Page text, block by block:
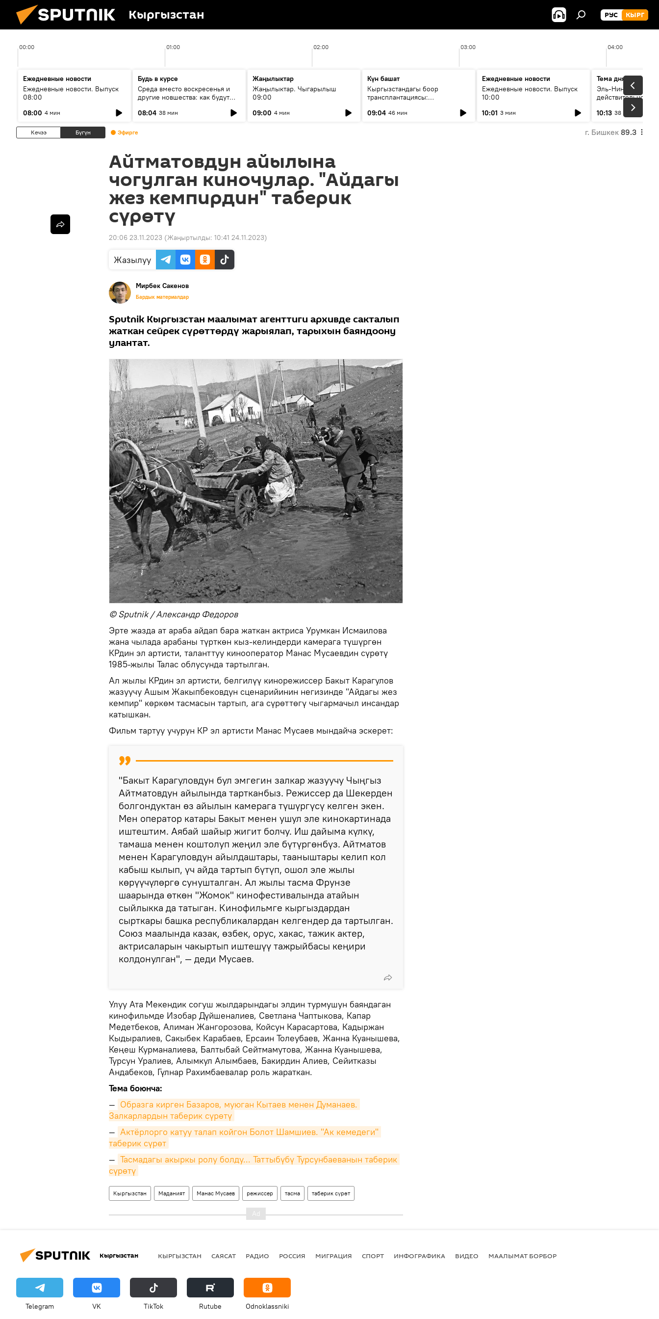
Кыргызстан РУС КЫРГ
00:00 01:00 02:00 03:00 04:00
Ежедневные новости
Ежедневные новости. Выпуск
08:00
08:00 4 мин
Будь в курсе
Среда вместо воскресенья и
другие новшества: как будут
08:04 38 мин
Жаңылыктар
Жаңылыктар. Чыгарылыш
09:00
09:00 4 мин
Күн башат
Кыргызстандагы боор
трансплантациясы:
келечеги
09:04 46 мин
Ежедневные новости
Ежедневные новости. Выпуск
10:00
10:01 3 мин
Тема дня
Эль-Ниньо, жара и
действительно
погоду в
10:13 38 мин
Кечээ Бүгүн Эфирге г. Бишкек 89.3
Айтматовдун айылына
чогулган киночулар. "Айдагы
жез кемпирдин" таберик
сүрөтү
20:06 23.11.2023 (Жаңыртылды: 10:41 24.11.2023)
Жазылуу
Мирбек Сакенов
Бардык материалдар
Sputnik Кыргызстан маалымат агенттиги архивде сакталып
жаткан сейрек сүрөттөрдү жарыялап, тарыхын баяндоону
улантат.
© Sputnik / Александр Федоров
Эрте жазда ат араба айдап бара жаткан актриса Урумкан Исмаилова
жана чылада арабаны түрткөн кыз-келиндерди камерага түшүргөн
КРдин эл артисти, таланттуу кинооператор Манас Мусаевдин сүрөтү
1985-жылы Талас облусунда тартылган.
Ал жылы КРдин эл артисти, белгилүү кинорежиссер Бакыт Карагулов
жазуучу Ашым Жакыпбековдун сценарийинин негизинде "Айдагы жез
кемпир" көркөм тасмасын тартып, ага сүрөттөгү чыгармачыл инсандар
катышкан.
Фильм тартуу учурун КР эл артисти Манас Мусаев мындайча эскерет:
"Бакыт Карагуловдун бул эмгегин залкар жазуучу Чыңгыз
Айтматовдун айылында тартканбыз. Режиссер да Шекерден
болгондуктан өз айылын камерага түшүргүсү келген экен.
Мен оператор катары Бакыт менен ушул эле кинокартинада
иштештим. Аябай шайыр жигит болчу. Иш дайыма күлкү,
тамаша менен коштолуп жеңил эле бүтүргөнбүз. Айтматов
менен Карагуловдун айылдаштары, тааныштары келип кол
кабыш кылып, үч айда тартып бүтүп, ошол эле жылы
көрүүчүлөргө сунушталган. Ал жылы тасма Фрунзе
шаарында өткөн "Жомок" кинофестивалында атайын
сыйлыкка да татыган. Кинофильмге кыргыздардан
сырткары башка республикалардан келгендер да тартылган.
Союз маалында казак, өзбек, орус, хакас, тажик актер,
актрисаларын чакыртып иштешүү тажрыйбасы кеңири
колдонулган", — деди Мусаев.
Улуу Ата Мекендик согуш жылдарындагы элдин турмушун баяндаган
кинофильмде Изобар Дүйшеналиев, Светлана Чаптыкова, Капар
Медетбеков, Алиман Жангорозова, Койсун Карасартова, Кадыржан
Кыдыралиев, Сакыбек Карабаев, Ерсаин Толеубаев, Жанна Куанышева,
Кеңеш Курманалиева, Балтыбай Сейтмамутова, Жанна Куанышева,
Турсун Уралиев, Алымкул Алымбаев, Бакирдин Алиев, Сейитказы
Андабеков, Гүлнар Рахимбаевалар роль жараткан.
Тема боюнча:
— Образга кирген Базаров, муюган Кытаев менен Думанаев.
Залкарлардын таберик сүрөтү
— Актёрлорго катуу талап койгон Болот Шамшиев. "Ак кемедеги"
таберик сүрөт
— Тасмадагы акыркы ролу болду... Таттыбүбү Турсунбаеванын таберик
сүрөтү
Кыргызстан Маданият Манас Мусаев режиссер тасма таберик сүрөт
Кыргызстан КЫРГЫЗСТАН САЯСАТ РАДИО РОССИЯ МИГРАЦИЯ СПОРТ ИНФОГРАФИКА ВИДЕО МААЛЫМАТ БОРБОР
Telegram VK ТikТоk Rutube Odnoklassniki